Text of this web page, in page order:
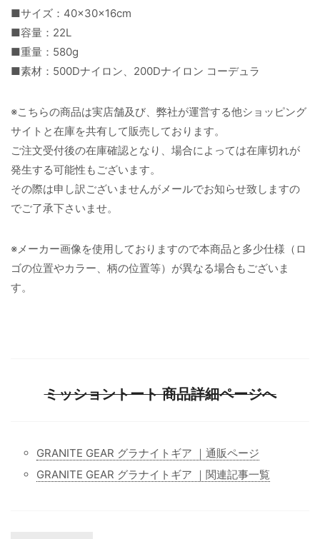
■サイズ：40×30×16cm
■容量：22L
■重量：580g
■素材：500Dナイロン、200Dナイロン コーデュラ
※こちらの商品は実店舗及び、弊社が運営する他ショッピング
サイトと在庫を共有して販売しております。
ご注文受付後の在庫確認となり、場合によっては在庫切れが
発生する可能性もございます。
その際は申し訳ございませんがメールでお知らせ致しますの
でご了承下さいませ。
※メーカー画像を使用しておりますので本商品と多少仕様（ロ
ゴの位置やカラー、柄の位置等）が異なる場合もございま
す。
ミッショントート 商品詳細ページへ
GRANITE GEAR グラナイトギア ｜通販ページ
GRANITE GEAR グラナイトギア ｜関連記事一覧